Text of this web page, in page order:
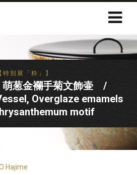
【特別展「粋」】
葱金襴手菊文飾壷 /
Overglaze emamels
motif
Hajime